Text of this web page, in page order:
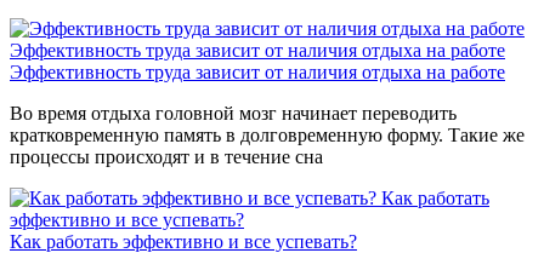
Эффективность труда зависит от наличия отдыха на работе
Эффективность труда зависит от наличия отдыха на работе
Во время отдыха головной мозг начинает переводить
кратковременную память в долговременную форму. Такие же
процессы происходят и в течение сна
Как работать
эффективно и все успевать?
Как работать эффективно и все успевать?